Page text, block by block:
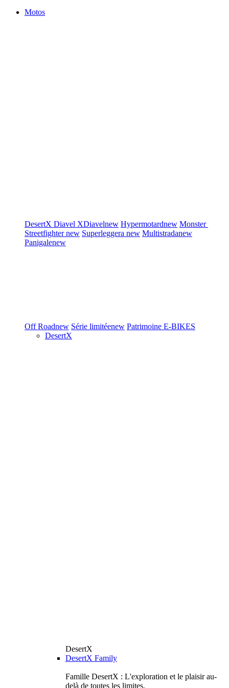
Motos
DesertX Diavel XDiavelnew Hypermotardnew Monster
Streetfighternew Superleggera new Multistradanew
Panigalenew
Off Roadnew Série limitéenew Patrimoine E-BIKES
DesertX
DesertX
DesertX Family
Famille DesertX : L'exploration et le plaisir au-
delà de toutes les limites.